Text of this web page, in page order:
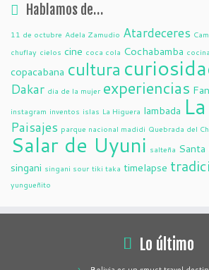
Hablamos de…
11 de octubre Adela Zamudio Atardeceres
chuflay cielos cine coca cola Cochabamba
copacabana cultura
Dakar dia de la mujer experiencias Fan
instagram inventos islas La Higuera lambada
Paisajes parque nacional madidi Quebrada del
Salar de Uyuni salteña Santa
singani singani sour tiki taka timelapse
yungueñito
Lo último